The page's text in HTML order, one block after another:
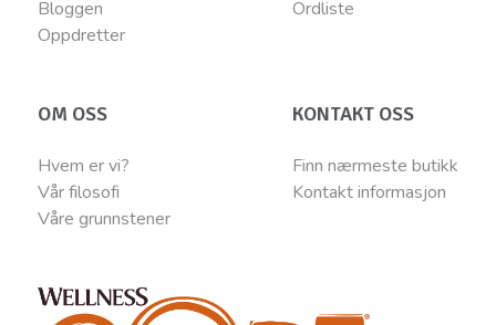
Bloggen
Oppdretter
Ordliste
OM OSS
Hvem er vi?
Vår filosofi
Våre grunnstener
KONTAKT OSS
Finn nærmeste butikk
Kontakt informasjon